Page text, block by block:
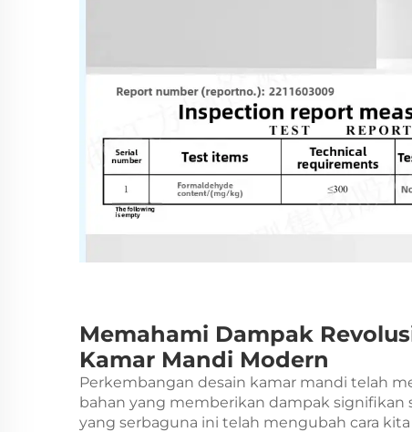
Memahami Dampak
Kamar Mandi Modern
Perkembangan desain kamar mandi telah
bahan yang memberikan dampak signifikan
yang serbaguna ini telah mengubah cara